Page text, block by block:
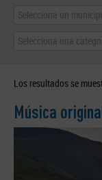
Selecciona un
Selecciona una
Los resultados se
Música